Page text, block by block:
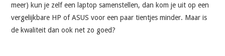
meer) kun je zelf een laptop samenstellen, dan kom je uit op een
vergelijkbare HP of ASUS voor een paar tientjes minder. Maar is
de kwaliteit dan ook net zo goed?